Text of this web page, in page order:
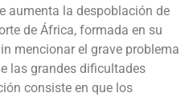
aumenta la despoblación de
de África, formada en su
mencionar el grave problema
las grandes dificultades
consiste en que los